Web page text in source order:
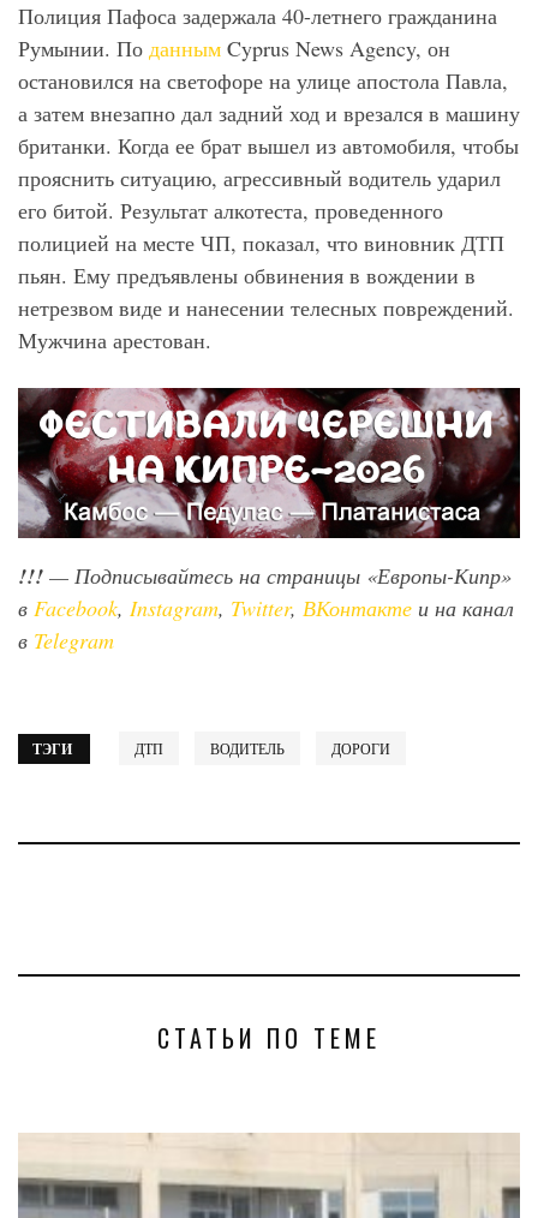
Полиция Пафоса задержала 40-летнего гражданина
Румынии. По данным Cyprus News Agency, он
остановился на светофоре на улице апостола Павла,
а затем внезапно дал задний ход и врезался в машину
британки. Когда ее брат вышел из автомобиля, чтобы
прояснить ситуацию, агрессивный водитель ударил
его битой. Результат алкотеста, проведенного
полицией на месте ЧП, показал, что виновник ДТП
пьян. Ему предъявлены обвинения в вождении в
нетрезвом виде и нанесении телесных повреждений.
Мужчина арестован.
!!! — Подписывайтесь на страницы «Европы-Кипр»
в Facebook, Instagram, Twitter, ВКонтакте и на канал
в Telegram
ТЭГИ ДТП ВОДИТЕЛЬ ДОРОГИ
СТАТЬИ ПО ТЕМЕ